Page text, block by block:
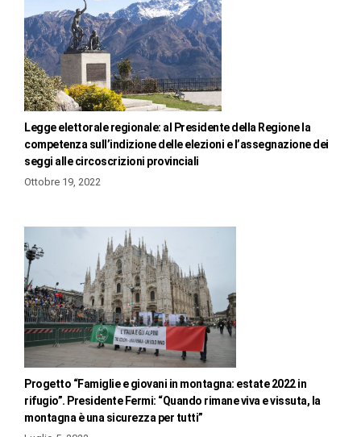
Legge elettorale regionale: al Presidente della Regione la
competenza sull’indizione delle elezioni e l’assegnazione dei
seggi alle circoscrizioni provinciali
Ottobre 19, 2022
Progetto “Famiglie e giovani in montagna: estate 2022 in
rifugio”. Presidente Fermi: “Quando rimane viva e vissuta, la
montagna è una sicurezza per tutti”